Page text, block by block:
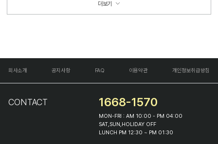
더보기
회사소개 공지사항 FAQ 이용약관 개인정보취급방침
CONTACT 1668-1570
MON-FRI : AM 10:00 - PM 04:00
SAT,SUN,HOLIDAY OFF
LUNCH PM 12:30 ~ PM 01:30